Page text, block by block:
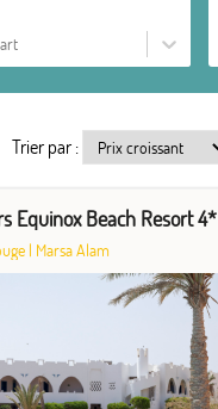
Trier par :
Equinox Beach Resort 4*
| Marsa Alam